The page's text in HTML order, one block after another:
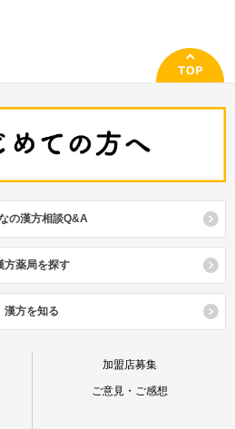
の漢方相談Q&A
方薬局を探す
漢方を知る
加盟店募集
ご意見・ご感想